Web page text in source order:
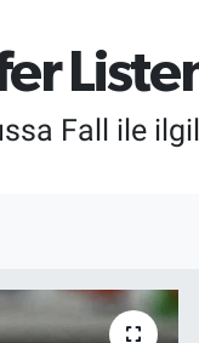
Fall ile